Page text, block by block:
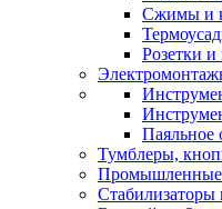
Сжимы и
Розетки
Паяльное
Тумблеры,
Промышленные